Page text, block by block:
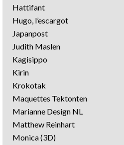
Hattifant
Hugo, l’escargot
Japanpost
Judith Maslen
Kagisippo
Kirin
Krokotak
Maquettes Tektonten
Marianne Design NL
Matthew Reinhart
Monica (3D)